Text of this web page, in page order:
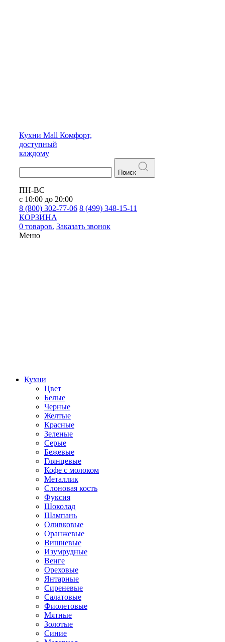
Кухни Mall Комфорт,
доступный
каждому
Поиск
ПН-ВС
с 10:00 до 20:00
8 (800) 302-77-06 8 (499) 348-15-11
КОРЗИНА
0 товаров. Заказать звонок
Меню
Кухни
Цвет
Белые
Черные
Желтые
Красные
Зеленые
Серые
Бежевые
Глянцевые
Кофе с молоком
Металлик
Слоновая кость
Фуксия
Шоколад
Шампань
Оливковые
Оранжевые
Вишневые
Изумрудные
Венге
Ореховые
Янтарные
Сиреневые
Салатовые
Фиолетовые
Мятные
Золотые
Синие